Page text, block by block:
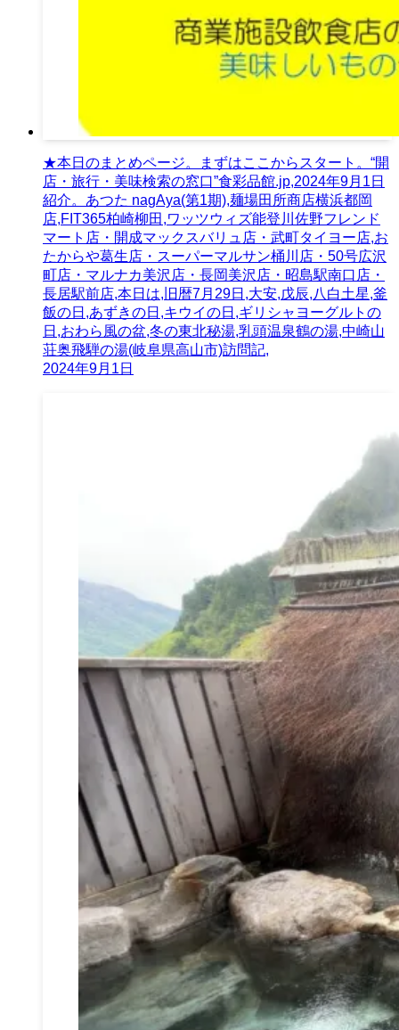
★本日のまとめページ。まずはここからスタート。“開
店・旅行・美味検索の窓口”食彩品館.jp,2024年9月1日
紹介。あつた nagAya(第1期),麺場田所商店横浜都岡
店,FIT365柏崎柳田,ワッツウィズ能登川佐野フレンド
マート店・開成マックスバリュ店・武町タイヨー店,お
たからや葛生店・スーパーマルサン桶川店・50号広沢
町店・マルナカ美沢店・長岡美沢店・昭島駅南口店・
長居駅前店,本日は,旧暦7月29日,大安,戊辰,八白土星,釜
飯の日,あずきの日,キウイの日,ギリシャヨーグルトの
日,おわら風の盆,冬の東北秘湯,乳頭温泉鶴の湯,中崎山
荘奥飛騨の湯(岐阜県高山市)訪問記,
2024年9月1日